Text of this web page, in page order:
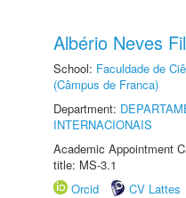
Albério Neves
School: Faculdade de
(Câmpus de Franca)
Department:
INTERNACIONAIS
Academic Appointment
title: MS-3.1
Orcid
CV Lattes